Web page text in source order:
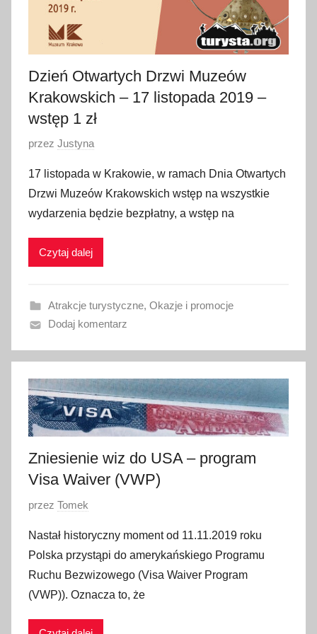
Dzień Otwartych Drzwi Muzeów
Krakowskich – 17 listopada 2019 –
wstęp 1 zł
O
u
b
l
i
a
n
7
l
i
s
t
o
p
d
a
2
9
przez Justyna
17 listopada w Krakowie, w ramach Dnia Otwartych
Drzwi Muzeów Krakowskich wstęp na wszystkie
wydarzenia będzie bezpłatny, a wstęp na
Czytaj dalej
Atrakcje turystyczne, Okazje i promocje
Dodaj komentarz
Zniesienie wiz do USA – program
Visa Waiver (VWP)
O
u
b
l
i
przez Tomek
Nastał historyczny moment od 11.11.2019 roku
Polska przystąpi do amerykańskiego Programu
Ruchu Bezwizowego (Visa Waiver Program
(VWP)). Oznacza to, że